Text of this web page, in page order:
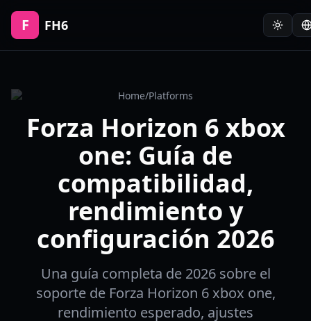
F FH6
Home/Platforms
Forza Horizon 6 xbox
one: Guía de
compatibilidad,
rendimiento y
configuración 2026
Una guía completa de 2026 sobre el
soporte de Forza Horizon 6 xbox one,
rendimiento esperado, ajustes